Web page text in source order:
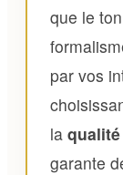
que le
par vos
la
garante